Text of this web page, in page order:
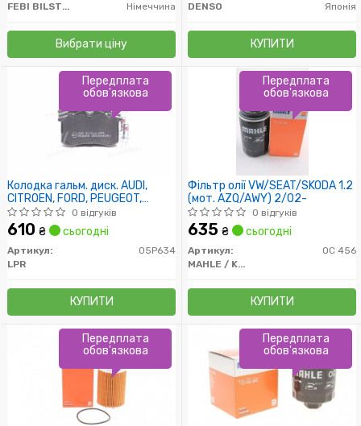
FEBI BILSTEIN
Німеччина
Вибрати ціну
DENSO
Японія
КУПИТИ
Колодка гальм. диск. AUDI,
CITROEN, FORD, PEUGEOT,
RENAULT, SEAT, SKODA, VW
задн. (вир-во LPR)
0 відгуків
610 ₴ сьогодні
Артикул:
05P634
LPR
КУПИТИ
Передплата
обов'язкова
Фільтр олії VW/SEAT/SKODA 1.2
(мот. AZQ/AWY) 2/02-
0 відгуків
635 ₴ сьогодні
Артикул:
OC 456
MAHLE / KNECHT
КУПИТИ
Передплата
обов'язкова
Передплата
обов'язкова
Передплата
обов'язкова